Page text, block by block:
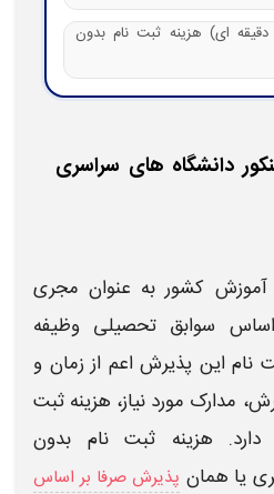
بسته طلایی (45 دقیقه ای) هزینه ثبت نام بدون
دانشگاه های سراسری
کشور به عنوان مجری
سوابق تحصیلی وظیفه
ناماین پذیرش اعم از زمان و
مدارک مورد نیاز، هزینه ثبت
هزینه ثبت نام بدون
یا همان پذیرش صرفا بر اساس